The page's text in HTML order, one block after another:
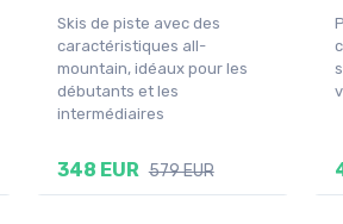
Skis de piste avec des
caractéristiques all-
mountain, idéaux pour les
débutants et les
intermédiaires
348 EUR 579 EUR